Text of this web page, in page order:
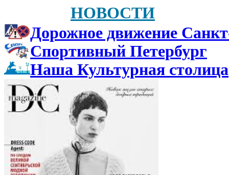
НОВОСТИ
Дорожное движение
Спортивный Петербург
Наша Культурная столица